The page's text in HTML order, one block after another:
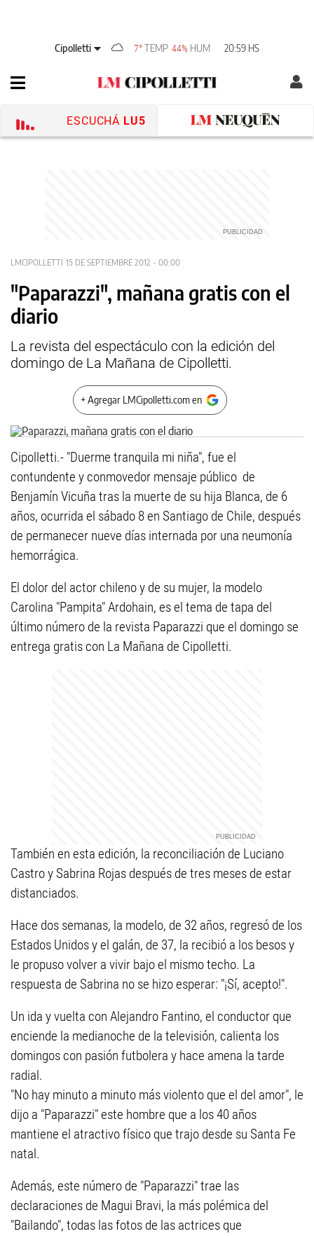
Cipolletti 7° TEMP 44% HUM 20:59 HS
ESCUCHÁ LU5
LMCIPOLLETTI 15 DE SEPTIEMBRE 2012 - 00:00
"Paparazzi", mañana gratis con el
diario
La revista del espectáculo con la edición del
domingo de La Mañana de Cipolletti.
+ Agregar LMCipolletti.com en
Cipolletti.- "Duerme tranquila mi niña", fue el
contundente y conmovedor mensaje público de
Benjamín Vicuña tras la muerte de su hija Blanca, de 6
años, ocurrida el sábado 8 en Santiago de Chile, después
de permanecer nueve días internada por una neumonía
hemorrágica.
El dolor del actor chileno y de su mujer, la modelo
Carolina "Pampita" Ardohain, es el tema de tapa del
último número de la revista Paparazzi que el domingo se
entrega gratis con La Mañana de Cipolletti.
También en esta edición, la reconciliación de Luciano
Castro y Sabrina Rojas después de tres meses de estar
distanciados.
Hace dos semanas, la modelo, de 32 años, regresó de los
Estados Unidos y el galán, de 37, la recibió a los besos y
le propuso volver a vivir bajo el mismo techo. La
respuesta de Sabrina no se hizo esperar: "¡Sí, acepto!".
Un ida y vuelta con Alejandro Fantino, el conductor que
enciende la medianoche de la televisión, calienta los
domingos con pasión futbolera y hace amena la tarde
radial.
"No hay minuto a minuto más violento que el del amor", le
dijo a "Paparazzi" este hombre que a los 40 años
mantiene el atractivo físico que trajo desde su Santa Fe
natal.
Además, este número de "Paparazzi" trae las
declaraciones de Magui Bravi, la más polémica del
"Bailando", todas las fotos de las actrices que